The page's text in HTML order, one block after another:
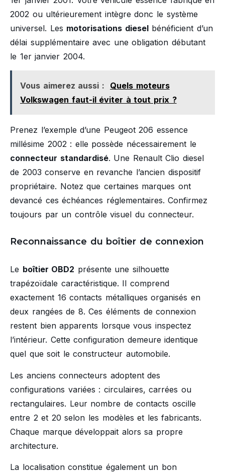
2002 ou ultérieurement intègre donc le système
universel. Les motorisations dieselbénéficient d’un
délai supplémentaire avec une obligation débutant
le 1er janvier 2004.
Vous aimerez aussi :
Quels moteurs
Volkswagen faut-il éviter à tout prix ?
Prenez l’exemple d’une Peugeot 206 essence
millésime 2002 : elle possède nécessairement le
connecteur standardisé. Une Renault Clio diesel
de 2003 conserve en revanche l’ancien dispositif
propriétaire. Notez que certaines marques ont
devancé ces échéances réglementaires. Confirmez
toujours par un contrôle visuel du connecteur.
Reconnaissance du boîtier de connexion
Le boîtier OBD2 présente une silhouette
trapézoïdale caractéristique. Il comprend
exactement 16 contacts métalliques organisés en
deux rangées de 8. Ces éléments de connexion
restent bien apparents lorsque vous inspectez
l’intérieur. Cette configuration demeure identique
quel que soit le constructeur automobile.
Les anciens connecteurs adoptent des
configurations variées : circulaires, carrées ou
rectangulaires. Leur nombre de contacts oscille
entre 2 et 20 selon les modèles et les fabricants.
Chaque marque développait alors sa propre
architecture.
La localisation constitue également un bon